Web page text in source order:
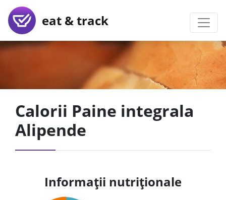
eat & track
Calorii Paine integrala
Alipende
Informații nutriționale